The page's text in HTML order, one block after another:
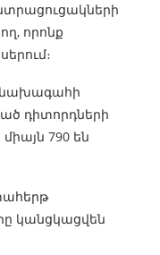
որոնք
նախագահի
դիտորդների
790 են
կանցկացվեն